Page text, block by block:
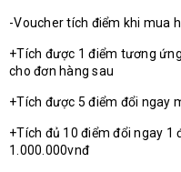
-Voucher tích điểm khi mua
+Tích được 1 điểm tương
cho đơn hàng sau
+Tích được 5 điểm đổi ngay
+Tích đủ 10 điểm đổi ngay 1
1.000.000vnđ